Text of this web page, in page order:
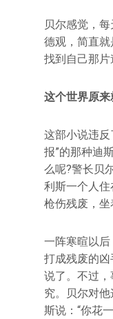
贝尔感觉，
德观，简直
找到自己那片
这个世界原
这部小说违反
报”的那种迪
么呢?警长贝
利斯一个人
枪伤残废，坐
一阵寒暄以
打成残废的
说了。不过
究。贝尔对
斯说：“你花